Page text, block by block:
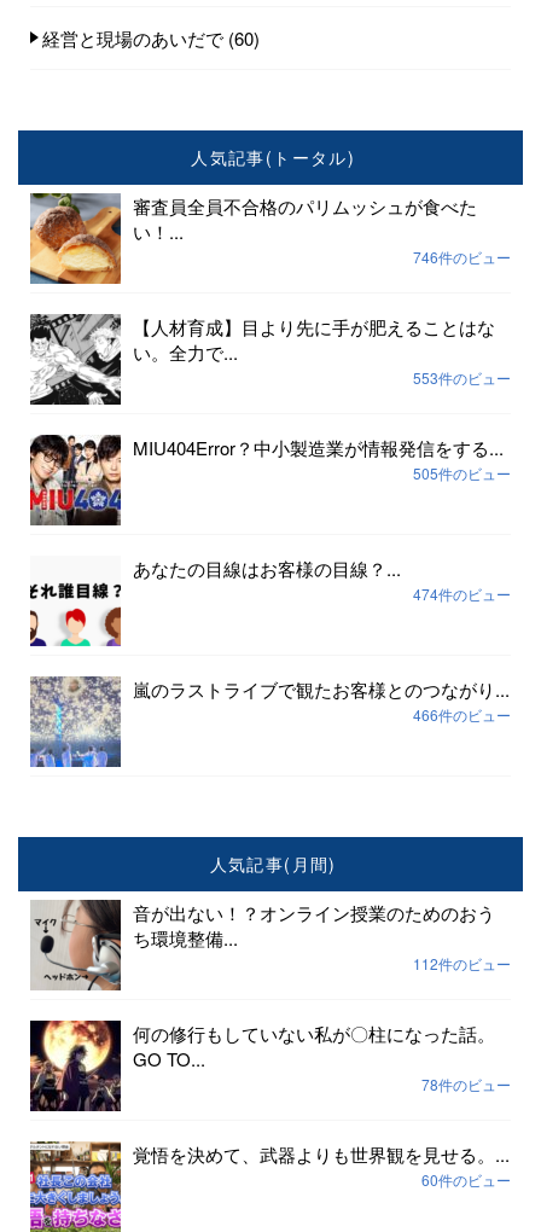
経営と現場のあいだで (60)
人気記事(トータル)
審査員全員不合格のパリムッシュが食べた
い！...
746件のビュー
【人材育成】目より先に手が肥えることはな
い。全力で...
553件のビュー
MIU404Error？中小製造業が情報発信をする...
505件のビュー
あなたの目線はお客様の目線？...
474件のビュー
嵐のラストライブで観たお客様とのつながり...
466件のビュー
人気記事(月間)
音が出ない！？オンライン授業のためのおう
ち環境整備...
112件のビュー
何の修行もしていない私が〇柱になった話。
GO TO...
78件のビュー
覚悟を決めて、武器よりも世界観を見せる。...
60件のビュー